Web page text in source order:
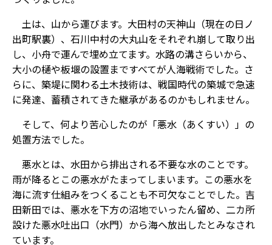
土は、山から運びます。大田村の天神山（現在の日ノ
出町駅裏）、石川中村の大丸山をそれぞれ崩して取り出
し、小舟で運んで埋め立てます。水路の溝さらいから、
大小の樋や板堰の設置まですべてが人海戦術でした。さ
らに、築堤に関わる土木技術は、戦国時代の築城で急速
に発達、蓄積されてきた継承があるのかもしれません。
そして、何より苦心したのが「悪水（あくすい）」の
処置方法でした。
悪水とは、水田から排出される不要な水のことです。
雨が降るとこの悪水がたまってしまいます。この悪水を
海に流す仕組みをつくることも不可欠なことでした。吉
田新田では、悪水を下方の沼地でいったん留め、二カ所
設けた悪水吐出口（水門）から海へ放出したとみなされ
ています。